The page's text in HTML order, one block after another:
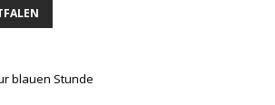
blauen Stunde